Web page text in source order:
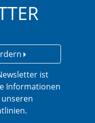
ist
Informationen